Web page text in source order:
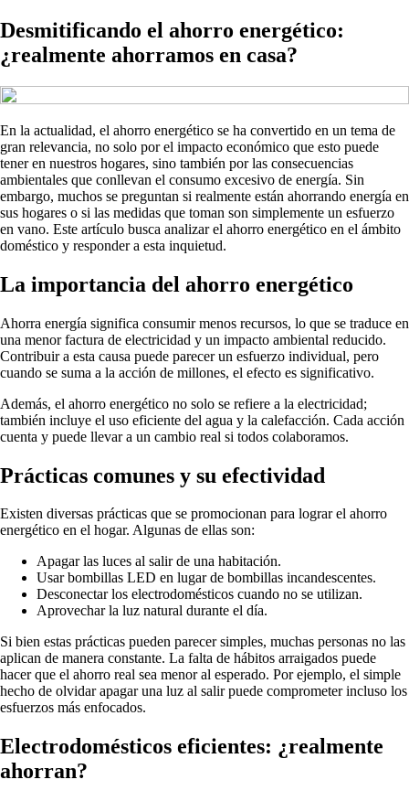
Desmitificando el ahorro energético:
¿realmente ahorramos en casa?
En la actualidad, el ahorro energético se ha convertido en un tema de
gran relevancia, no solo por el impacto económico que esto puede
tener en nuestros hogares, sino también por las consecuencias
ambientales que conllevan el consumo excesivo de energía. Sin
embargo, muchos se preguntan si realmente están ahorrando energía en
sus hogares o si las medidas que toman son simplemente un esfuerzo
en vano. Este artículo busca analizar el ahorro energético en el ámbito
doméstico y responder a esta inquietud.
La importancia del ahorro energético
Ahorra energía significa consumir menos recursos, lo que se traduce en
una menor factura de electricidad y un impacto ambiental reducido.
Contribuir a esta causa puede parecer un esfuerzo individual, pero
cuando se suma a la acción de millones, el efecto es significativo.
Además, el ahorro energético no solo se refiere a la electricidad;
también incluye el uso eficiente del agua y la calefacción. Cada acción
cuenta y puede llevar a un cambio real si todos colaboramos.
Prácticas comunes y su efectividad
Existen diversas prácticas que se promocionan para lograr el ahorro
energético en el hogar. Algunas de ellas son:
Apagar las luces al salir de una habitación.
Usar bombillas LED en lugar de bombillas incandescentes.
Desconectar los electrodomésticos cuando no se utilizan.
Aprovechar la luz natural durante el día.
Si bien estas prácticas pueden parecer simples, muchas personas no las
aplican de manera constante. La falta de hábitos arraigados puede
hacer que el ahorro real sea menor al esperado. Por ejemplo, el simple
hecho de olvidar apagar una luz al salir puede comprometer incluso los
esfuerzos más enfocados.
Electrodomésticos eficientes: ¿realmente
ahorran?